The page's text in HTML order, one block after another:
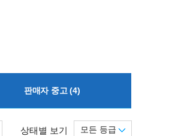
판매자 중고 (4)
상태별 보기 모든 등급